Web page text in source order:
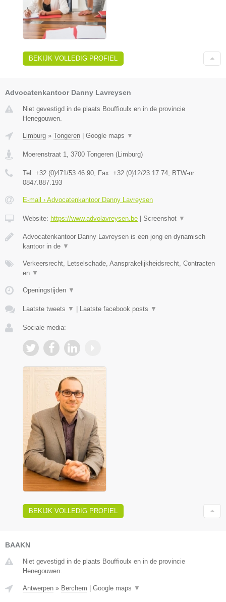
BEKIJK VOLLEDIG PROFIEL
Advocatenkantoor Danny Lavreysen
Niet gevestigd in de plaats Bouffioulx en in de provincie
Henegouwen.
Limburg » Tongeren Google maps ▼
Moerenstraat 1 3700 Tongeren ( Limburg)
Tel: +32 (0)471/53 46 90 , Fax: +32 (0)12/23 17 74 , BTW-nr:
0847.887.193
E-mail › Advocatenkantoor Danny Lavreysen
Website: https://www.advolavreysen.be Screenshot ▼
Advocatenkantoor Danny Lavreysen is een jong en dynamisch
kantoor in de ▼
Verkeersrecht, Letselschade, Aansprakelijkheidsrecht, Contracten
en ▼
Openingstijden ▼
Laatste tweets ▼ Laatste facebook posts ▼
Sociale media:
BEKIJK VOLLEDIG PROFIEL
BAAKN
Niet gevestigd in de plaats Bouffioulx en in de provincie
Henegouwen.
Antwerpen » Berchem Google maps ▼